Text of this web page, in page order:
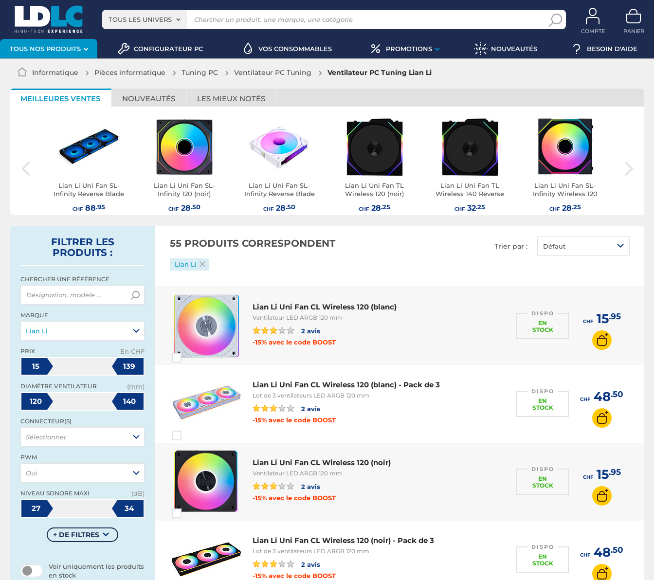
TOUS LES UNIVERS
COMPTE PANIER
TOUS NOS PRODUITS CONFIGURATEUR PC VOS CONSOMMABLES PROMOTIONS NOUVEAUTÉS BESOIN D'AIDE
Informatique Pièces informatique Tuning PC Ventilateur PC Tuning Ventilateur PC Tuning Lian Li
MEILLEURES VENTES NOUVEAUTÉS LES MIEUX NOTÉS
Lian Li Uni Fan SL-
Infinity Reverse Blade
CHF88.95
Lian Li Uni Fan SL-
Infinity 120 (noir)
CHF28.50
Lian Li Uni Fan SL-
Infinity Reverse Blade
CHF28.50
Lian Li Uni Fan TL
Wireless 120 (noir)
CHF28.25
Lian Li Uni Fan TL
Wireless 140 Reverse
CHF32.25
Lian Li Uni Fan SL-
Infinity Wireless 120
CHF28.25
FILTRER LES
PRODUITS :
CHERCHER UNE RÉFÉRENCE
MARQUE
Lian Li
PRIX En CHF
15 139
DIAMÈTRE VENTILATEUR (mm)
120 140
CONNECTEUR(S)
Sélectionner
PWM
Oui
NIVEAU SONORE MAXI (dB)
27 34
+ DE FILTRES
Voir uniquement les produits
en stock
55 PRODUITS CORRESPONDENT Trier par : Défaut
Lian Li
Lian Li Uni Fan CL Wireless 120 (blanc)
Ventilateur LED ARGB 120 mm
2 avis
-15% avec le code BOOST
DISPO
EN
STOCK
CHF15.95
Lian Li Uni Fan CL Wireless 120 (blanc) - Pack de 3
Lot de 3 ventilateurs LED ARGB 120 mm
2 avis
-15% avec le code BOOST
DISPO
EN
STOCK
CHF48.50
Lian Li Uni Fan CL Wireless 120 (noir)
Ventilateur LED ARGB 120 mm
2 avis
-15% avec le code BOOST
DISPO
EN
STOCK
CHF15.95
Lian Li Uni Fan CL Wireless 120 (noir) - Pack de 3
Lot de 3 ventilateurs LED ARGB 120 mm
2 avis
-15% avec le code BOOST
DISPO
EN
STOCK
CHF48.50